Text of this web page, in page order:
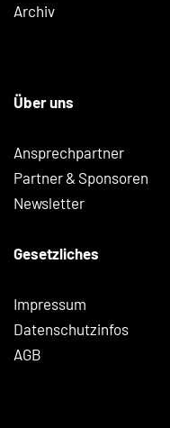
Archiv
Über uns
Ansprechpartner
Partner & Sponsoren
Newsletter
Gesetzliches
Impressum
Datenschutzinfos
AGB